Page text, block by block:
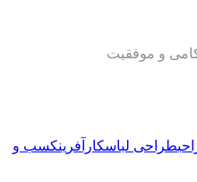
و موفقیت
طراحی لباسکارآفرینکسب و